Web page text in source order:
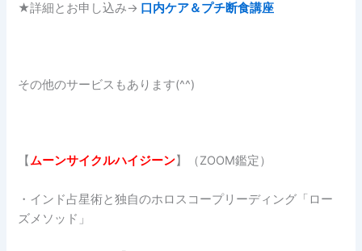
★詳細とお申し込み→ 口内ケア＆プチ断食講座
その他のサービスもあります(^^)
【 ムーンサイクルハイジーン】（ZOOM鑑定）
・インド占星術と独自のホロスコープリーディング「ロー
ズメソッド」